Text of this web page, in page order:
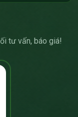
tư vấn, báo giá!